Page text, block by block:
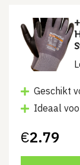
Geschikt
Ideaal
€2.79